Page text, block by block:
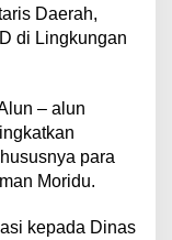
Daerah,
di Lingkungan
– alun
para
Moridu.
kepada Dinas